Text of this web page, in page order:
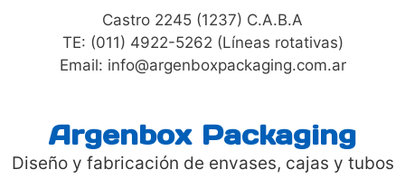
contenido
Castro 2245 (1237) C.A.B.A
TE: (011) 4922-5262 (Líneas rotativas)
Email: info@argenboxpackaging.com.ar
Argenbox Packaging
Diseño y fabricación de envases, cajas y tubos